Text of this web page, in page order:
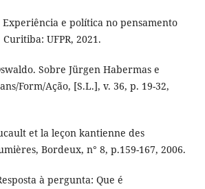
e política no pensamento
UFPR, 2021.
Sobre Jürgen Habermas e
Form/Ação, [S.L.], v. 36, p. 19-32,
et la leçon kantienne des
Bordeux, n° 8, p.159-167, 2006.
à pergunta: Que é